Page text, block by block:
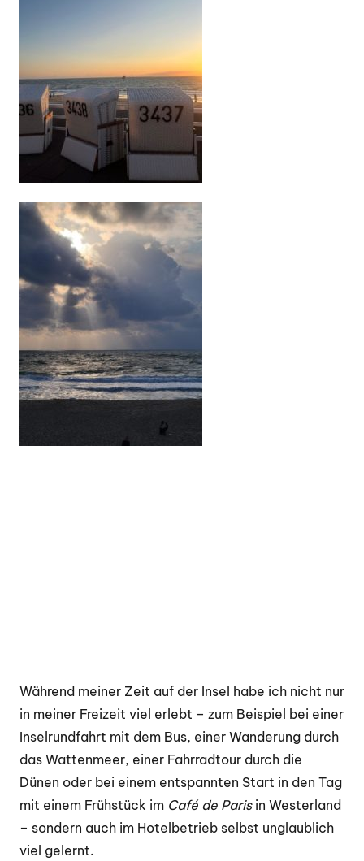
Während meiner Zeit auf der Insel habe ich nicht nur
in meiner Freizeit viel erlebt – zum Beispiel bei einer
Inselrundfahrt mit dem Bus, einer Wanderung durch
das Wattenmeer, einer Fahrradtour durch die
Dünen oder bei einem entspannten Start in den Tag
mit einem Frühstück im Café de Parisin Westerland
– sondern auch im Hotelbetrieb selbst unglaublich
viel gelernt.